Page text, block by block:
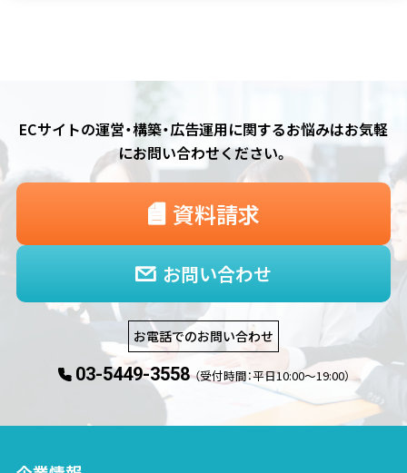
ECサイトの運営・構築・広告運用に関するお悩みはお気軽
にお問い合わせください。
お問い合わせ
資料請求
お電話でのお問い合わせ
03-5449-3558 （受付時間：平日10:00〜19:00）